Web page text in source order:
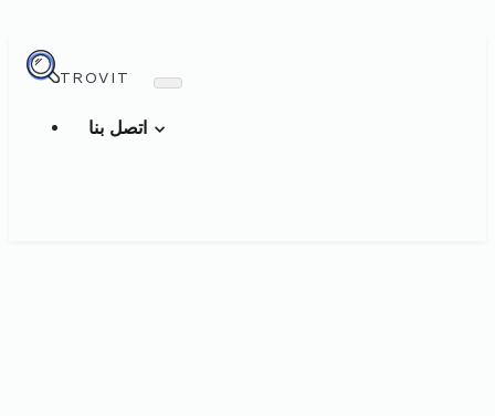
TROVIT